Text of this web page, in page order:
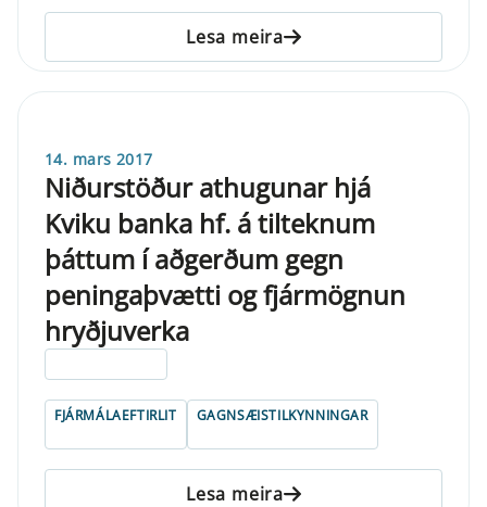
Lesa meira
14. mars 2017
Niðurstöður athugunar hjá
Kviku banka hf. á tilteknum
þáttum í aðgerðum gegn
peningaþvætti og fjármögnun
hryðjuverka
FJÁRMÁLAEFTIRLIT GAGNSÆISTILKYNNINGAR
Lesa meira